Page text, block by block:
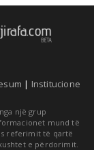
| Institucione
një grup
mund të
referimit të qartë
e përdorimit.